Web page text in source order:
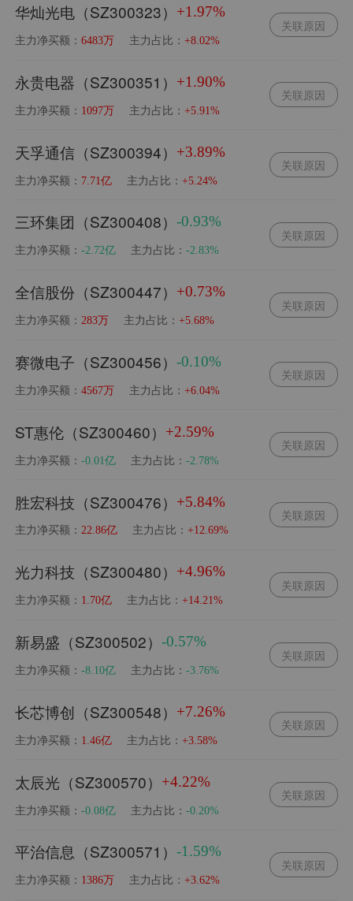
华灿光电（SZ300323） +1.97%
主力净买额：6483万 主力占比：+8.02%
关联原因
永贵电器（SZ300351） +1.90%
主力净买额： 1097万 主力占比：+5.91%
关联原因
天孚通信（SZ300394） +3.89%
主力净买额： 7.71亿 主力占比：+5.24%
关联原因
三环集团（SZ300408）-0.93%
主力净买额：-2.72亿 主力占比：-2.83%
关联原因
全信股份（SZ300447） +0.73%
主力净买额：283万 主力占比：+5.68%
关联原因
赛微电子（SZ300456）-0.10%
主力净买额：4567万 主力占比：+6.04%
关联原因
ST惠伦（SZ300460） +2.59%
主力净买额：-0.01亿 主力占比：-2.78%
关联原因
胜宏科技（SZ300476） +5.84%
主力净买额：22.86亿 主力占比：+12.69%
关联原因
光力科技（SZ300480） +4.96%
主力净买额： 1.70亿 主力占比：+14.21%
关联原因
新易盛（SZ300502）-0.57%
主力净买额：-8.10亿 主力占比：-3.76%
关联原因
长芯博创（SZ300548） +7.26%
主力净买额： 1.46亿 主力占比：+3.58%
关联原因
太辰光（SZ300570） +4.22%
主力净买额：-0.08亿 主力占比：-0.20%
关联原因
平治信息（SZ300571）-1.59%
主力净买额： 1386万 主力占比：+3.62%
关联原因